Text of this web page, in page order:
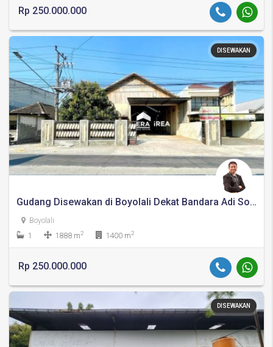
Rp 250.000.000
DISEWAKAN
Gudang Disewakan di Boyolali Dekat Bandara Adi Soemarmo
Boyolali
1 1888 m2 1400 m2
Rp 250.000.000
DISEWAKAN